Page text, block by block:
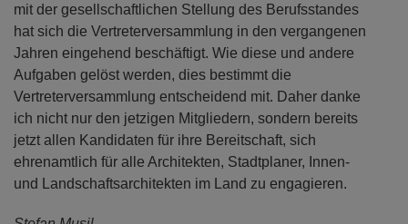
mit der gesellschaftlichen Stellung des Berufsstandes
hat sich die Vertreterversammlung in den vergangenen
Jahren eingehend beschäftigt. Wie diese und andere
Aufgaben gelöst werden, dies bestimmt die
Vertreterversammlung entscheidend mit. Daher danke
ich nicht nur den jetzigen Mitgliedern, sondern bereits
jetzt allen Kandidaten für ihre Bereitschaft, sich
ehrenamtlich für alle Architekten, Stadtplaner, Innen-
und Landschaftsarchitekten im Land zu engagieren.